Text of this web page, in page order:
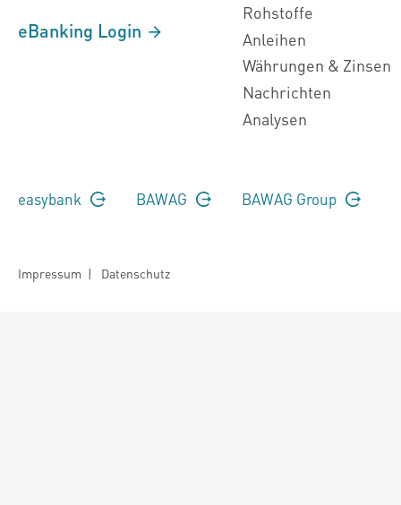
eBanking Login
Rohstoffe
Anleihen
Währungen & Zinsen
Nachrichten
Analysen
easybank BAWAG BAWAG Group
Impressum | Datenschutz